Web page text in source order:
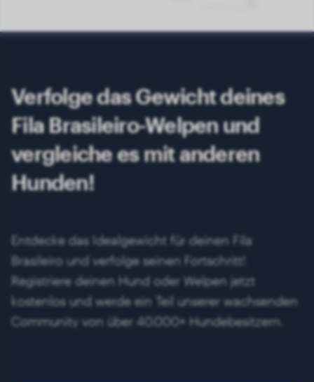
Verfolge das Gewicht deines
Fila Brasileiro-Welpen und
vergleiche es mit anderen
Hunden!
Entdecke das Idealgewicht für deinen Fila
Brasileiro und verfolge seinen Fortschritt!
Registriere deinen Hund oder Welpen jetzt
kostenlos und werde ein Teil unserer wachsenden
Community von über 40.000+ Hundebesitzern.